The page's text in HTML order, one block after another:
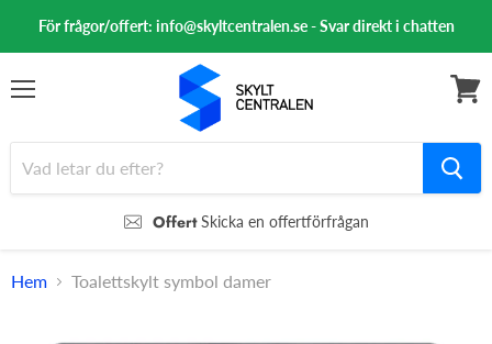
För frågor/offert: info@skyltcentralen.se - Svar direkt i chatten
OffertSkicka en offertförfrågan
Hem Toalettskylt symbol damer